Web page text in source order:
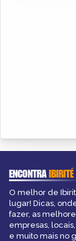
ENCONTRAIBIRITÉ
O melhor de
lugar! Dicas,
fazer, as
empresas,
e muito mais no